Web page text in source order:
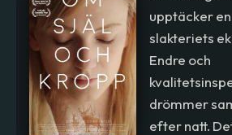
upptäcker
slakteriets
Endre och
drömmer
efter natt.